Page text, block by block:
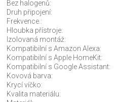
Bez halogenů:
Druh připojení:
Frekvence.:
Hloubka přístroje:
Izolovaná montáž:
Kompatibilní s Amazon Alexa:
Kompatibilní s Apple HomeKit:
Kompatibilní s Google Assistant:
Kovová barva:
Krycí víčko:
Kvalita materiálu: